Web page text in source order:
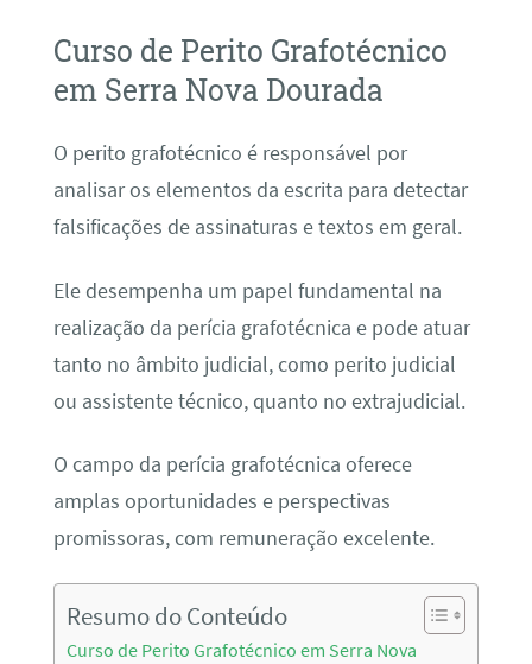
Curso de Perito Grafotécnico
em Serra Nova Dourada
O perito grafotécnico é responsável por
analisar os elementos da escrita para detectar
falsificações de assinaturas e textos em geral.
Ele desempenha um papel fundamental na
realização da perícia grafotécnica e pode atuar
tanto no âmbito judicial, como perito judicial
ou assistente técnico, quanto no extrajudicial.
O campo da perícia grafotécnica oferece
amplas oportunidades e perspectivas
promissoras, com remuneração excelente.
Resumo do Conteúdo
Curso de Perito Grafotécnico em Serra Nova